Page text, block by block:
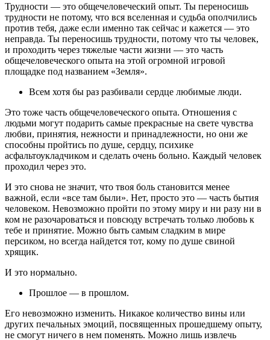
Трудности ― это общечеловеческий опыт. Ты переносишь
трудности не потому, что вся вселенная и судьба ополчились
против тебя, даже если именно так сейчас и кажется ― это
неправда. Ты переносишь трудности, потому что ты человек,
и проходить через тяжелые части жизни ― это часть
общечеловеческого опыта на этой огромной игровой
площадке под названием «Земля».
Всем хотя бы раз разбивали сердце любимые люди.
Это тоже часть общечеловеческого опыта. Отношения с
людьми могут подарить самые прекрасные на свете чувства
любви, принятия, нежности и принадлежности, но они же
способны пройтись по душе, сердцу, психике
асфальтоукладчиком и сделать очень больно. Каждый человек
проходил через это.
И это снова не значит, что твоя боль становится менее
важной, если «все там были». Нет, просто это ― часть бытия
человеком. Невозможно пройти по этому миру и ни разу ни в
ком не разочароваться и повсюду встречать только любовь к
тебе и принятие. Можно быть самым сладким в мире
персиком, но всегда найдется тот, кому по душе свиной
хрящик.
И это нормально.
Прошлое ― в прошлом.
Его невозможно изменить. Никакое количество вины или
других печальных эмоций, посвященных прошедшему опыту,
не смогут ничего в нем поменять. Можно лишь извлечь